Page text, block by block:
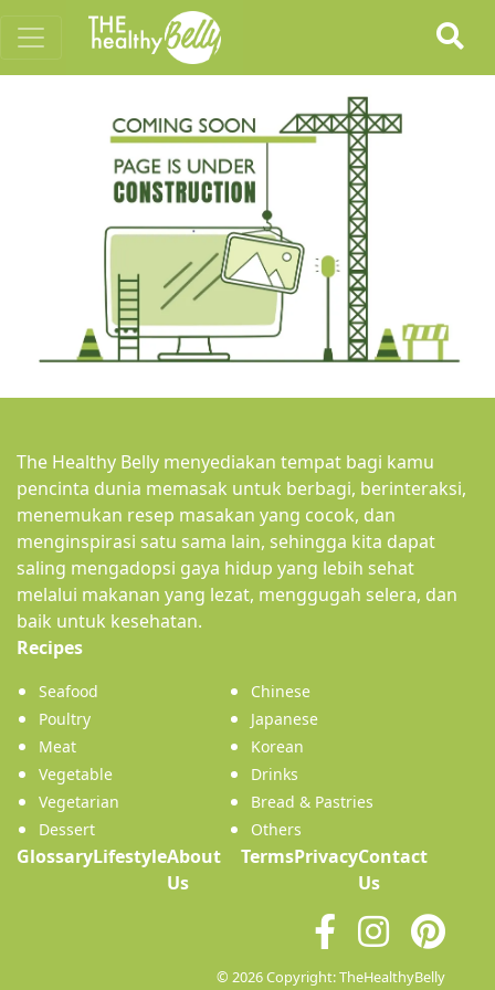
The Healthy Belly menyediakan tempat bagi kamu
pencinta dunia memasak untuk berbagi, berinteraksi,
menemukan resep masakan yang cocok, dan
menginspirasi satu sama lain, sehingga kita dapat
saling mengadopsi gaya hidup yang lebih sehat
melalui makanan yang lezat, menggugah selera, dan
baik untuk kesehatan.
Recipes(current)
Seafood
Poultry
Meat
Vegetable
Vegetarian
Dessert
Chinese
Japanese
Korean
Drinks
Bread & Pastries
Others
GlossaryLifestyleAbout
Us(current)
TermsPrivacyContact
Us
© 2026 Copyright: TheHealthyBelly